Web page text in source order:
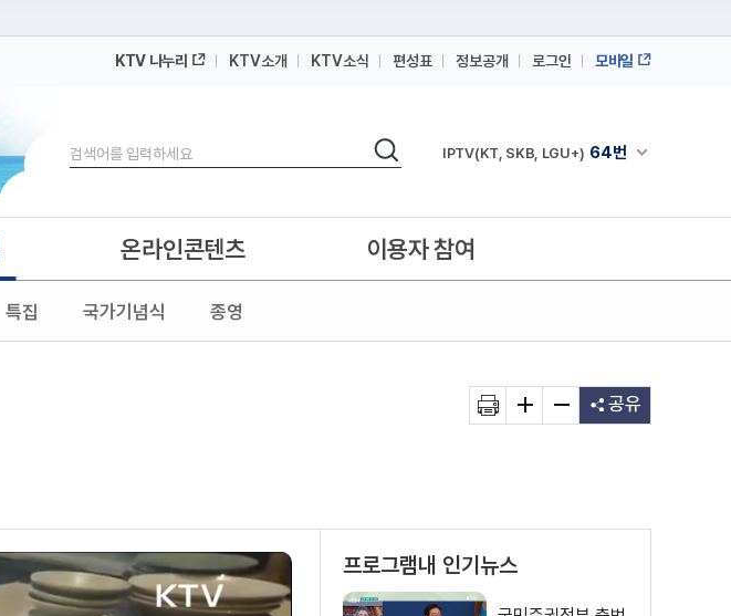
KTV 나누리 KTV소개 KTV소식 편성표 정보공개 로그인 모바일
검색
검색 채널안내 펼쳐
IPTV(KT, SKB, LGU+) 64번
IPTV(KT, SKB, LGU+)
특집 국가기념식 종영
온라인콘텐츠 이용자 참여
공유
프로그램내 인기뉴스